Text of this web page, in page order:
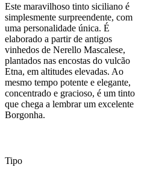
Este maravilhoso tinto siciliano é
simplesmente surpreendente, com
uma personalidade única. É
elaborado a partir de antigos
vinhedos de Nerello Mascalese,
plantados nas encostas do vulcão
Etna, em altitudes elevadas. Ao
mesmo tempo potente e elegante,
concentrado e gracioso, é um tinto
que chega a lembrar um excelente
Borgonha.
Tipo